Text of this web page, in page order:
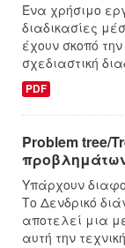
Ένα χρήσιμο
διαδικασίες
έχουν σκοπό
σχεδιαστική
PDF
Problem tree/
Υπάρχουν
Το Δενδρικό
αποτελεί μια
αυτή την